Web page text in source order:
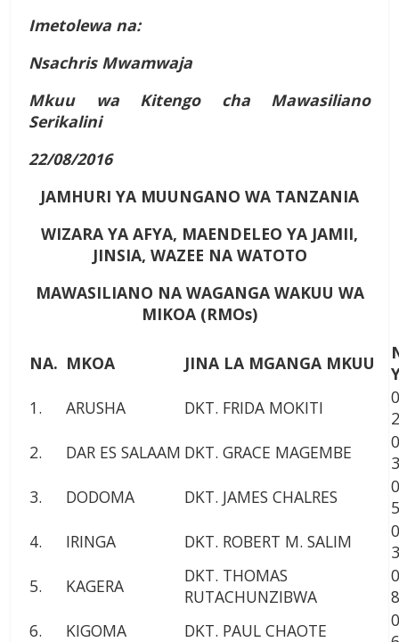
Imetolewa na:
Nsachris Mwamwaja
Mkuu wa Kitengo cha Mawasiliano
Serikalini
22/08/2016
JAMHURI YA MUUNGANO WA TANZANIA
WIZARA YA AFYA, MAENDELEO YA JAMII,
JINSIA, WAZEE NA WATOTO
MAWASILIANO NA WAGANGA WAKUU WA
MIKOA (RMOs)
NA. MKOA JINA LA MGANGA MKUU
1.
ARUSHA DKT. FRIDA MOKITI
2.
DAR ES SALAAM DKT. GRACE MAGEMBE
3.
DODOMA DKT. JAMES CHALRES
4.
IRINGA DKT. ROBERT M. SALIM
5.
KAGERA
DKT. THOMAS
RUTACHUNZIBWA
6.
KIGOMA DKT. PAUL CHAOTE